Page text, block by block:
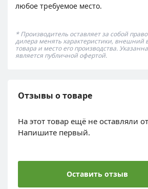
любое требуемое место.
* Производитель оставляет за собой
дилера менять характеристики, внешний
товара и место его производства.
является публичной офертой.
Отзывы о товаре
На этот товар ещё не оставляли
Напишите первый.
Оставить отзыв